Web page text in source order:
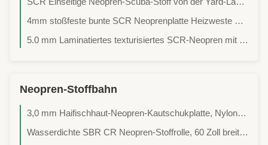
4mm stoßfeste bunte SCR Neoprenplatte Heizweste Verwendung
5.0 mm Laminatiertes texturisiertes SCR-Neopren mit geklebtem oder blindem Nähen
Neopren-Stoffbahn
3,0 mm Haifischhaut-Neopren-Kautschukplatte, Nylon-Lycra-laminierter Neoprenstoff
Wasserdichte SBR CR Neopren-Stoffrolle, 60 Zoll breite hitzebeständige Gummiplatte